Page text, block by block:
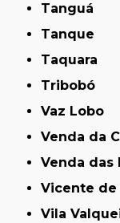
Tanguá
Tanque
Taquara
Tribobó
Vaz Lobo
Venda da
Venda
Vicente
Vila